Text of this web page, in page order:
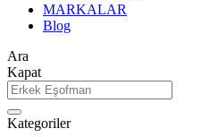
MARKALAR
Blog
Ara
Kapat
Kategoriler